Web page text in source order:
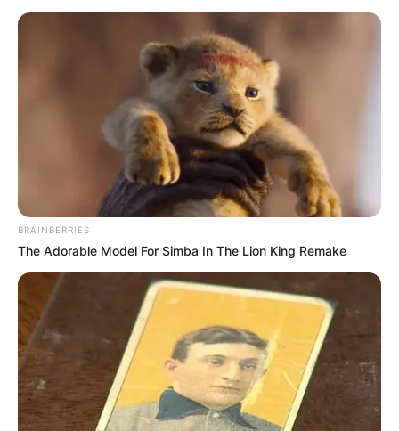
ΒΑΣΙΛΙΚΟ ΝΕΑ
ΝΟΣΟΚΟΜΕΙΟ ΧΑΛΚΙΔΑΣ
ΦΩΤΙΑ ΕΥΒΟΙΑ ΤΩΡΑ
BRAINBERRIES
The Adorable Model For Simba In The Lion King Remake